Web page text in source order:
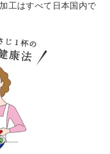
工はすべて日本国内で